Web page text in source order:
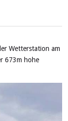
Wetterstation am
673m hohe